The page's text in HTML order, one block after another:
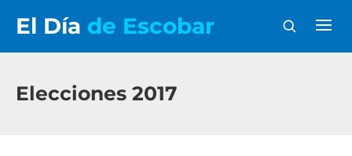
El Día de Escobar
Elecciones 2017